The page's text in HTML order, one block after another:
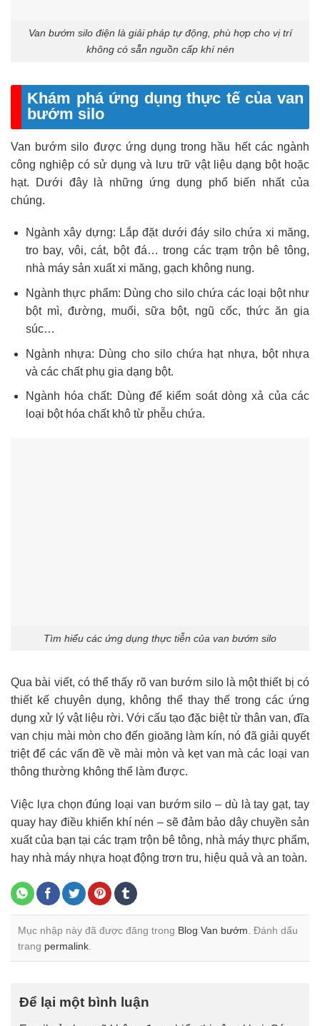
Van bướm silo điện là giải pháp tự động, phù hợp cho vị trí
không có sẵn nguồn cấp khí nén
Khám phá ứng dụng thực tế của van
bướm silo
Van bướm silo được ứng dụng trong hầu hết các ngành
công nghiệp có sử dụng và lưu trữ vật liệu dạng bột hoặc
hạt. Dưới đây là những ứng dụng phổ biến nhất của
chúng.
Ngành xây dựng: Lắp đặt dưới đáy silo chứa xi măng,
tro bay, vôi, cát, bột đá… trong các trạm trộn bê tông,
nhà máy sản xuất xi măng, gạch không nung.
Ngành thực phẩm: Dùng cho silo chứa các loại bột như
bột mì, đường, muối, sữa bột, ngũ cốc, thức ăn gia
súc…
Ngành nhựa: Dùng cho silo chứa hạt nhựa, bột nhựa
và các chất phụ gia dạng bột.
Ngành hóa chất: Dùng để kiểm soát dòng xả của các
loại bột hóa chất khô từ phễu chứa.
Tìm hiểu các ứng dụng thực tiễn của van bướm silo
Qua bài viết, có thể thấy rõ van bướm silo là một thiết bị có
thiết kế chuyên dụng, không thể thay thế trong các ứng
dụng xử lý vật liệu rời. Với cấu tạo đặc biệt từ thân van, đĩa
van chịu mài mòn cho đến gioăng làm kín, nó đã giải quyết
triệt để các vấn đề về mài mòn và kẹt van mà các loại van
thông thường không thể làm được.
Việc lựa chọn đúng loại van bướm silo – dù là tay gạt, tay
quay hay điều khiển khí nén – sẽ đảm bảo dây chuyền sản
xuất của bạn tại các trạm trộn bê tông, nhà máy thực phẩm,
hay nhà máy nhựa hoạt động trơn tru, hiệu quả và an toàn.
Mục nhập này đã được đăng trong Blog Van bướm . Đánh dấu
trang permalink
Để lại một bình luận